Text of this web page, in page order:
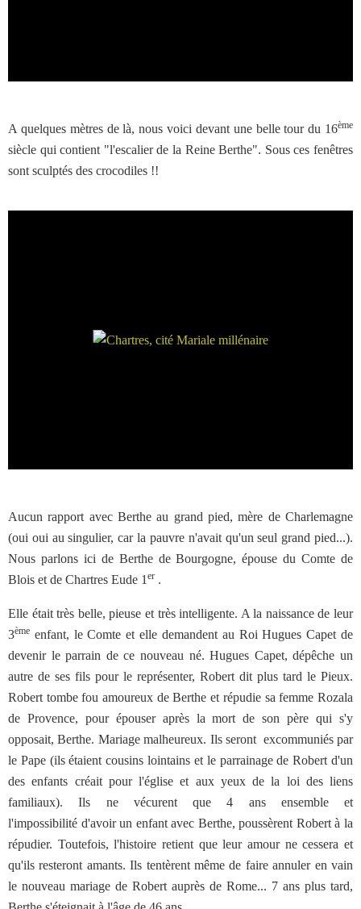
A quelques mètres de là, nous voici devant une belle tour du 16ème
siècle qui contient "l'escalier de la Reine Berthe". Sous ces fenêtres
sont sculptés des crocodiles !!
Aucun rapport avec Berthe au grand pied, mère de Charlemagne
(oui oui au singulier, car la pauvre n'avait qu'un seul grand pied...).
Nous parlons ici de Berthe de Bourgogne, épouse du Comte de
Blois et de Chartres Eude 1 er .
Elle était très belle, pieuse et très intelligente. A la naissance de leur
3ème enfant, le Comte et elle demandent au Roi Hugues Capet de
devenir le parrain de ce nouveau né. Hugues Capet, dépêche un
autre de ses fils pour le représenter, Robert dit plus tard le Pieux.
Robert tombe fou amoureux de Berthe et répudie sa femme Rozala
de Provence, pour épouser après la mort de son père qui s'y
opposait, Berthe. Mariage malheureux. Ils seront excommuniés par
le Pape (ils étaient cousins lointains et le parrainage de Robert d'un
des enfants créait pour l'église et aux yeux de la loi des liens
familiaux). Ils ne vécurent que 4 ans ensemble et
l'impossibilité d'avoir un enfant avec Berthe, poussèrent Robert à la
répudier. Toutefois, l'histoire retient que leur amour ne cessera et
qu'ils resteront amants. Ils tentèrent même de faire annuler en vain
le nouveau mariage de Robert auprès de Rome... 7 ans plus tard,